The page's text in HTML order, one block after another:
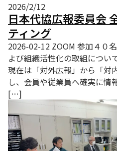
2026/2/12
日本代協広報委員会
ティング
2026-02-12 ZOOM 参加４０
よび組織活性化の取組につい
現在は「対外広報」から「対
し、会員や従業員へ確実に情
[…]